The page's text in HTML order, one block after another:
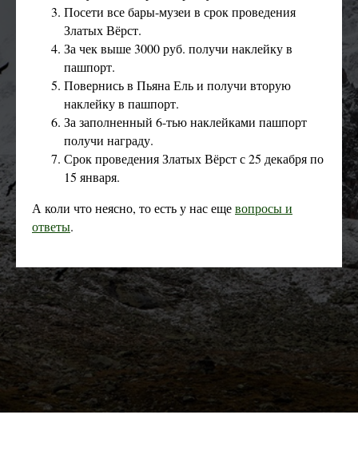
Посети все бары-музеи в срок проведения
Златых Вёрст.
За чек выше 3000 руб. получи наклейку в
пашпорт.
Повернись в Пьяна Ель и получи вторую
наклейку в пашпорт.
За заполненный 6-тью наклейками пашпорт
получи награду.
Срок проведения Златых Вёрст с 25 декабря по
15 января.
А коли что неясно, то есть у нас ещевопросы и
ответы.